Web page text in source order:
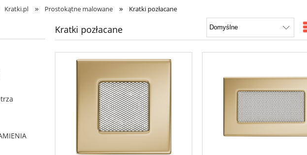
Kratki.pl » Prostokątne malowane » Kratki pozłacane
Kratki pozłacane